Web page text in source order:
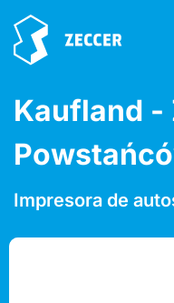
Kaufland -
Impresora de